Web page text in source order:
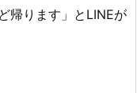
帰ります」とLINEが